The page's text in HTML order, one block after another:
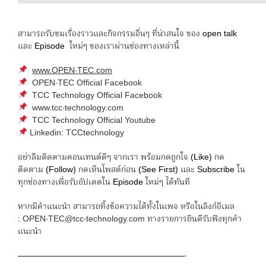
สามารถรับชมเรื่องราวและกิจกรรมอื่นๆ ที่น่าสนใจ ของ open talk
และ Episode ใหม่ๆ ของเราผ่านช่องทางเหล่านี้
www.OPEN-TEC.com
OPEN-TEC Official Facebook
TCC Technology Official Facebook
www.tcc-technology.com
TCC Technology Official Youtube
Linkedin: TCCtechnology
อย่าลืมติดตามคอนเทนต์ดีๆ จากเรา พร้อมกดถูกใจ (Like) กด
ติดตาม (Follow) กดเห็นโพสต์ก่อน (See First) และ Subscribe ใน
ทุกช่องทางเพื่อรับอัปเดตใน Episode ใหม่ๆ ได้ทันที
หากมีคำแนะนำ สามารถทิ้งข้อความได้ทั้งในเพจ หรือในลิงก์อีเมล
: OPEN-TEC@tcc-technology.com ทางรายการยินดีรับฟังทุกคำ
แนะนำ
————————————————————-